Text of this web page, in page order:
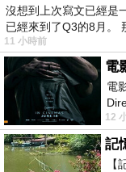
沒想到上次寫文已經是
已經來到了Q3的8月。
11 小時前
電
12
記
【